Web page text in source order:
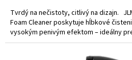
Tvrdý na nečistoty, citlivý na dizajn.
Foam Cleaner poskytuje hĺbkové
vysokým penivým efektom – ideálny